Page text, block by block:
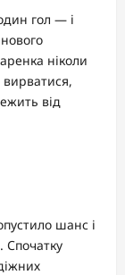
гол — і
ніколи
від
шанс і
Спочатку